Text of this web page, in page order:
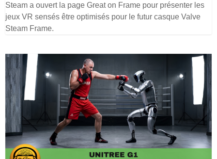
Steam a ouvert la page Great on Frame pour présenter les
jeux VR sensés être optimisés pour le futur casque Valve
Steam Frame.